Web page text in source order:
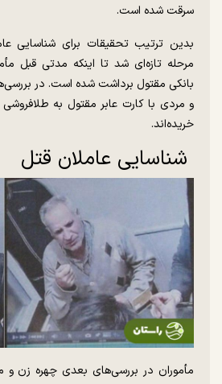
سرقت شده است.
بدین ترتیب تحقیقات برای شناسایی
مرحله تازه‌ای شد تا اینکه مدتی قبل
بانکی مقتول برداشت شده است. در
و مردی با کارت عابر مقتول به طلافروشی
خریده‌اند.
شناسایی عاملان قتل
مأموران در بررسی‌های بعدی چهره زن و